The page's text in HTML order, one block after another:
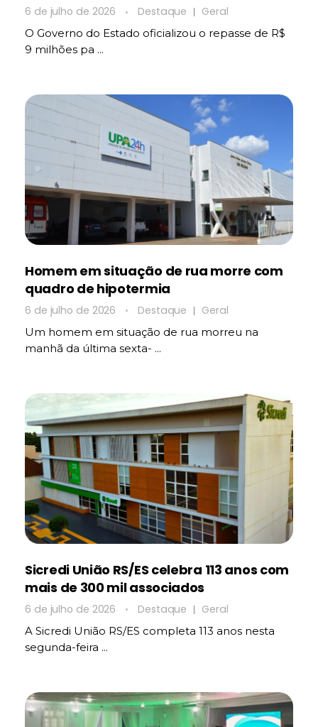
6 de julho de 2026 Destaque Geral
O Governo do Estado oficializou o repasse de R$
9 milhões pa ...
Homem em situação de rua morre com
quadro de hipotermia
6 de julho de 2026 Destaque Geral
Um homem em situação de rua morreu na
manhã da última sexta- ...
Sicredi União RS/ES celebra 113 anos com
mais de 300 mil associados
6 de julho de 2026 Destaque Geral
A Sicredi União RS/ES completa 113 anos nesta
segunda-feira ...